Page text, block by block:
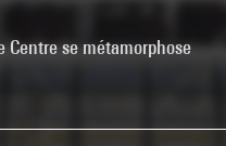
Centre se métamorphose